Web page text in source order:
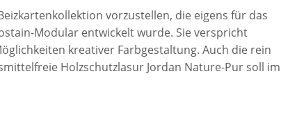
vorzustellen, die eigens für das
Modular entwickelt wurde. Sie verspricht
kreativer Farbgestaltung. Auch die rein
Holzschutzlasur Jordan Nature-Pur soll im